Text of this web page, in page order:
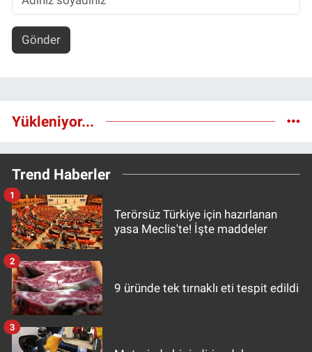
Gönder
Yükleniyor...
Trend Haberler
Terörsüz Türkiye için hazırlanan
yasa Meclis'te! İşte maddeler
1
9 üründe tek tırnaklı eti tespit edildi
2
3